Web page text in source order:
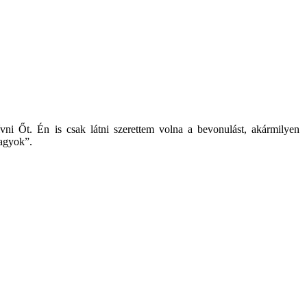
Őt. Én is csak látni szerettem volna a bevonulást, akármilyen